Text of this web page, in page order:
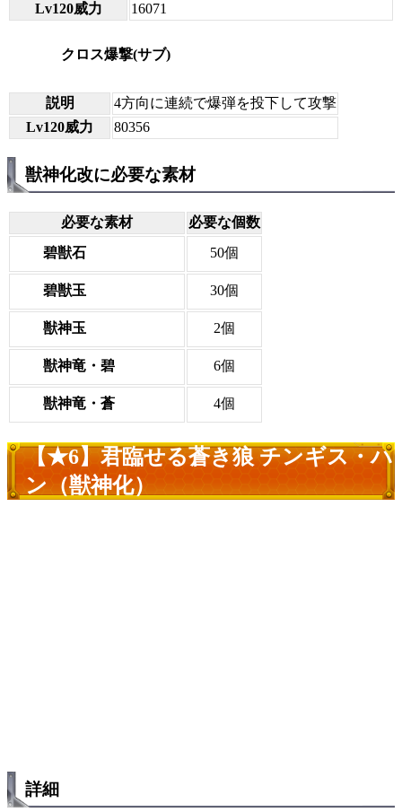
Lv120威力
16071
クロス爆撃(サブ)
説明
4方向に連続で爆弾を投下して攻撃
Lv120威力
80356
獣神化改に必要な素材
必要な素材
必要な個数
碧獣石
50個
碧獣玉 30個
獣神玉 2個
獣神竜・碧 6個
獣神竜・蒼 4個
【★6】君臨せる蒼き狼 チンギス・ハ
ン（獣神化）
詳細